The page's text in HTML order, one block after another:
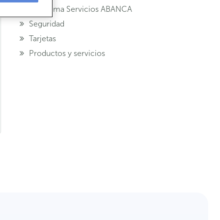
Programa Servicios ABANCA
Seguridad
Tarjetas
Productos y servicios